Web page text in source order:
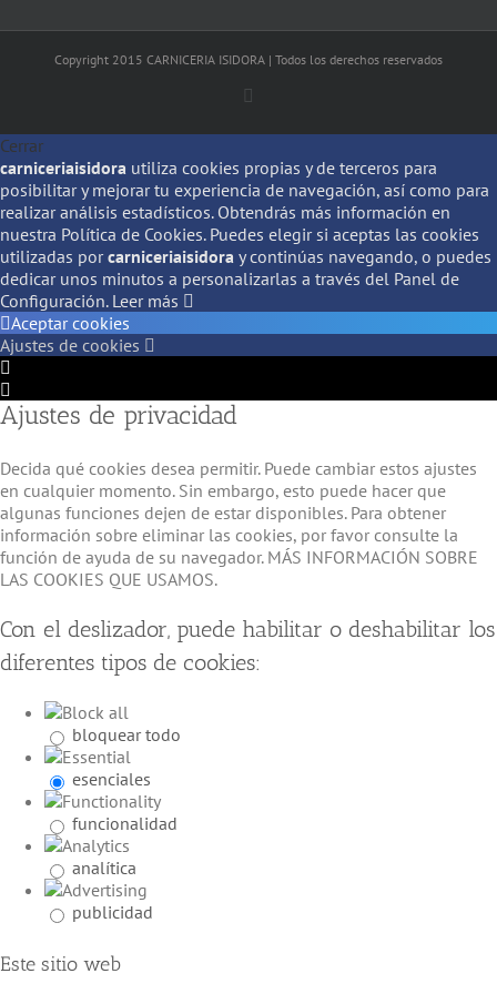
Copyright 2015 CARNICERIA ISIDORA | Todos los derechos reservados
Cerrar
carniceriaisidora utiliza cookies propias y de terceros para
posibilitar y mejorar tu experiencia de navegación, así como para
realizar análisis estadísticos. Obtendrás más información en
nuestra Política de Cookies. Puedes elegir si aceptas las cookies
utilizadas porcarniceriaisidora y continúas navegando, o puedes
dedicar unos minutos a personalizarlas a través del Panel de
Configuración. Leer más
Aceptar cookies
Ajustes de cookies
Cookie
Box
de
Cookie
Ajustes de privacidad
Decida qué cookies desea permitir. Puede cambiar estos ajustes
en cualquier momento. Sin embargo, esto puede hacer que
algunas funciones dejen de estar disponibles. Para obtener
información sobre eliminar las cookies, por favor consulte la
función de ayuda de su navegador. MÁS INFORMACIÓN SOBRE
LAS COOKIES QUE USAMOS.
Con el deslizador, puede habilitar o deshabilitar los
diferentes tipos de cookies:
bloquear todo
esenciales
funcionalidad
analítica
publicidad
Este sitio web